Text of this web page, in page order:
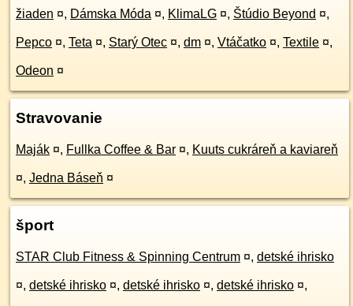
žiaden ¤, Dámska Móda ¤, KlimaLG ¤, Štúdio Beyond ¤,
Pepco ¤, Teta ¤, Starý Otec ¤, dm ¤, Vtáčatko ¤, Textile ¤,
Odeon ¤
Stravovanie
Maják ¤, Fullka Coffee & Bar ¤, Kuuts cukráreň a kaviareň
¤, Jedna Báseň ¤
šport
STAR Club Fitness & Spinning Centrum ¤, detské ihrisko
¤, detské ihrisko ¤, detské ihrisko ¤, detské ihrisko ¤,